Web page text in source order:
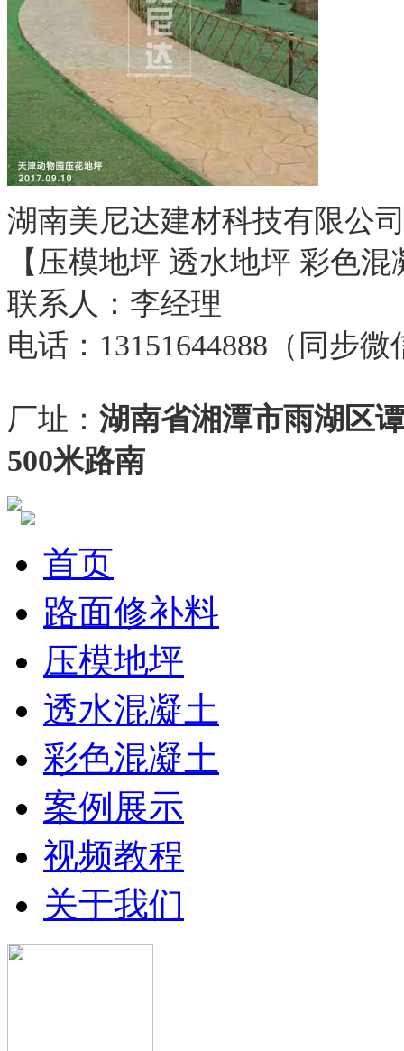
湖南美尼达建材科技有限公
【压模地坪 透水地坪 彩色
联系人：李经理
电话：13151644888（同步微
厂址： 湖南省湘潭市雨湖区
500米路南
首页
路面修补料
压模地坪
透水混凝土
彩色混凝土
案例展示
视频教程
关于我们